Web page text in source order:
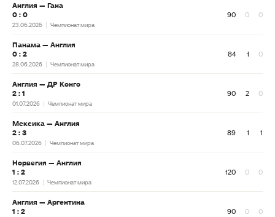
Англия — Гана
0 : 0
23.06.2026 Чемпионат мира
90 0 0
Панама — Англия
0 : 2
28.06.2026 Чемпионат мира
84 1 0
Англия — ДР Конго
2 : 1
01.07.2026 Чемпионат мира
90 2 0
Мексика — Англия
2 : 3
06.07.2026 Чемпионат мира
89 1 1
Норвегия — Англия
1 : 2
12.07.2026 Чемпионат мира
120 0 0
Англия — Аргентина
1 : 2
90 0 0